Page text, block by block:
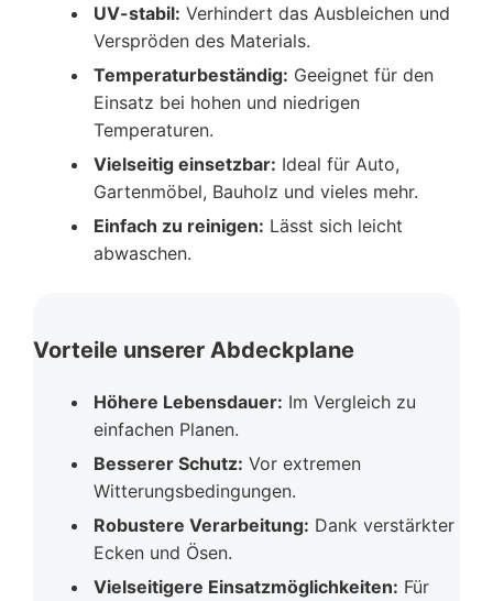
UV-stabil: Verhindert das Ausbleichen und
Verspröden des Materials.
Temperaturbeständig: Geeignet für den
Einsatz bei hohen und niedrigen
Temperaturen.
Vielseitig einsetzbar: Ideal für Auto,
Gartenmöbel, Bauholz und vieles mehr.
Einfach zu reinigen: Lässt sich leicht
abwaschen.
Vorteile unserer Abdeckplane
Höhere Lebensdauer: Im Vergleich zu
einfachen Planen.
Besserer Schutz: Vor extremen
Witterungsbedingungen.
Robustere Verarbeitung: Dank verstärkter
Ecken und Ösen.
Vielseitigere Einsatzmöglichkeiten: Für